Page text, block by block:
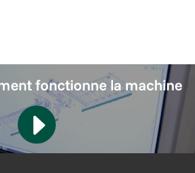
fonctionne la machine